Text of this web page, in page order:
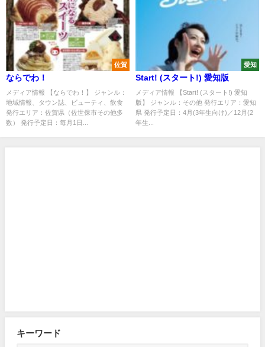
佐賀
ならでわ！
メディア情報 【ならでわ！】 ジャンル：
地域情報、タウン誌、ビューティ、飲食
発行エリア：佐賀県（佐世保市その他多
数） 発行予定日：毎月1日...
愛知
Start! (スタート!) 愛知版
メディア情報 【Start! (スタート!) 愛知
版】 ジャンル：その他 発行エリア：愛知
県 発行予定日：4月(3年生向け)／12月(2
年生...
キーワード